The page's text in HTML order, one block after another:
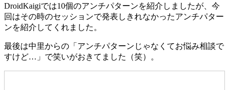
DroidKaigiでは10個のアンチパターンを紹介しましたが、今
回はその時のセッションで発表しきれなかったアンチパター
ンを紹介してくれました。
最後は中里からの「アンチパターンじゃなくてお悩み相談で
すけど…」で笑いがおきてました（笑）。